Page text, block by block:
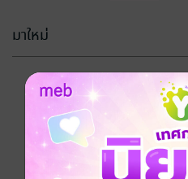
มาใหม่
ขออภัย
ไม่พบข้อมูลในหัว